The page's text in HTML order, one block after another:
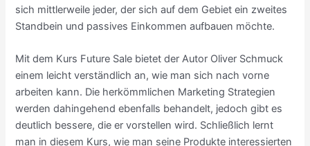
sich mittlerweile jeder, der sich auf dem Gebiet ein zweites
Standbein und passives Einkommen aufbauen möchte.
Mit dem Kurs Future Sale bietet der Autor Oliver Schmuck
einem leicht verständlich an, wie man sich nach vorne
arbeiten kann. Die herkömmlichen Marketing Strategien
werden dahingehend ebenfalls behandelt, jedoch gibt es
deutlich bessere, die er vorstellen wird. Schließlich lernt
man in diesem Kurs, wie man seine Produkte interessierten